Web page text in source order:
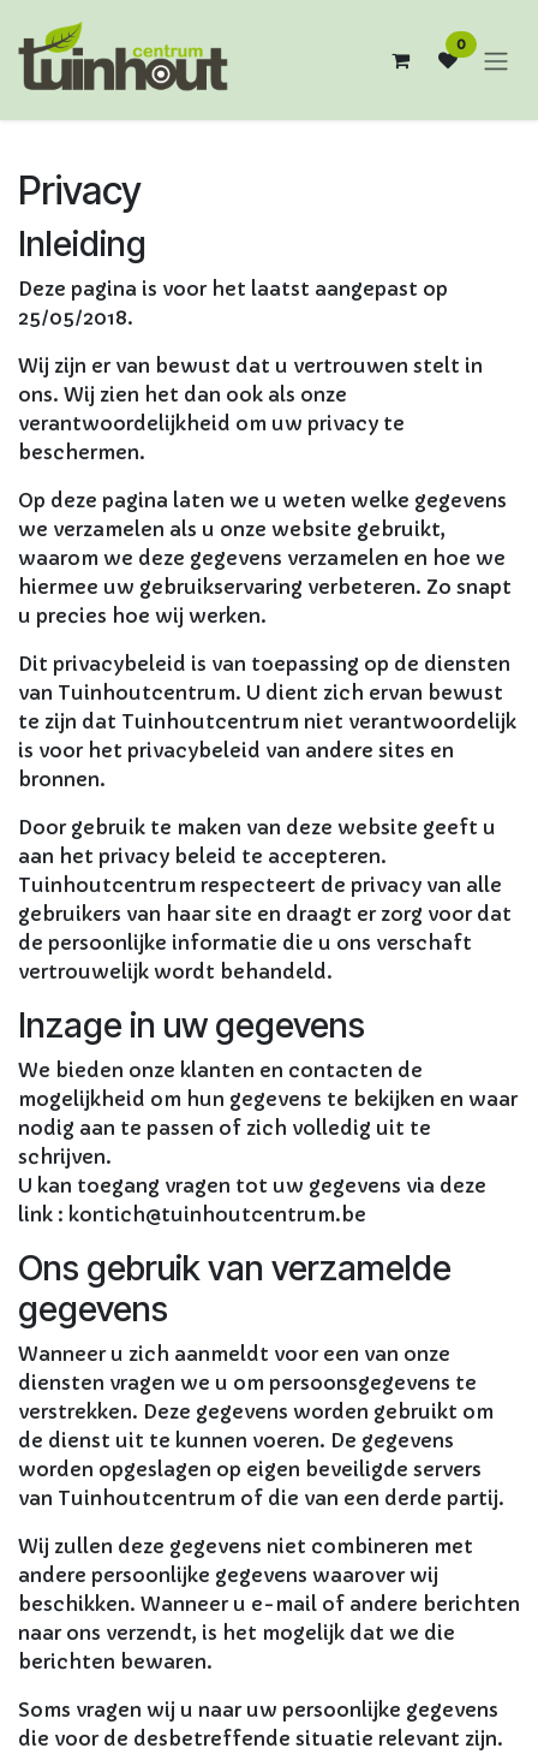
0
Privacy
Inleiding
Deze pagina is voor het laatst aangepast op
25/05/2018.
Wij zijn er van bewust dat u vertrouwen stelt in
ons. Wij zien het dan ook als onze
verantwoordelijkheid om uw privacy te
beschermen.
Op deze pagina laten we u weten welke gegevens
we verzamelen als u onze website gebruikt,
waarom we deze gegevens verzamelen en hoe we
hiermee uw gebruikservaring verbeteren. Zo snapt
u precies hoe wij werken.
Dit privacybeleid is van toepassing op de diensten
van Tuinhoutcentrum. U dient zich ervan bewust
te zijn dat Tuinhoutcentrum niet verantwoordelijk
is voor het privacybeleid van andere sites en
bronnen.
Door gebruik te maken van deze website geeft u
aan het privacy beleid te accepteren.
Tuinhoutcentrum respecteert de privacy van alle
gebruikers van haar site en draagt er zorg voor dat
de persoonlijke informatie die u ons verschaft
vertrouwelijk wordt behandeld.
Inzage in uw gegevens
We bieden onze klanten en contacten de
mogelijkheid om hun gegevens te bekijken en waar
nodig aan te passen of zich volledig uit te
schrijven.
U kan toegang vragen tot uw gegevens via deze
link : kontich@tuinhoutcentrum.be
Ons gebruik van verzamelde
gegevens
Wanneer u zich aanmeldt voor een van onze
diensten vragen we u om persoonsgegevens te
verstrekken. Deze gegevens worden gebruikt om
de dienst uit te kunnen voeren. De gegevens
worden opgeslagen op eigen beveiligde servers
van Tuinhoutcentrum of die van een derde partij.
Wij zullen deze gegevens niet combineren met
andere persoonlijke gegevens waarover wij
beschikken. Wanneer u e-mail of andere berichten
naar ons verzendt, is het mogelijk dat we die
berichten bewaren.
Soms vragen wij u naar uw persoonlijke gegevens
die voor de desbetreffende situatie relevant zijn.